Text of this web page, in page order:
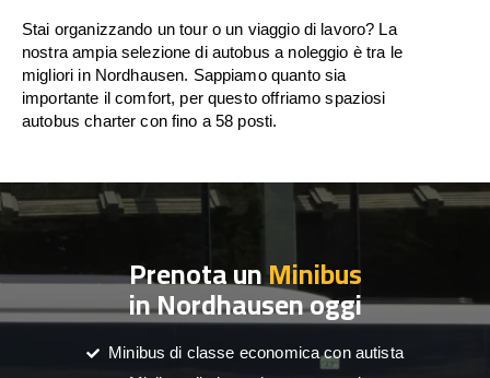
Stai organizzando un tour o un viaggio di lavoro? La
nostra ampia selezione di autobus a noleggio è tra le
migliori in Nordhausen. Sappiamo quanto sia
importante il comfort, per questo offriamo spaziosi
autobus charter con fino a 58 posti.
Prenota unMinibus
in Nordhausen oggi
Minibus di classe economica con autista